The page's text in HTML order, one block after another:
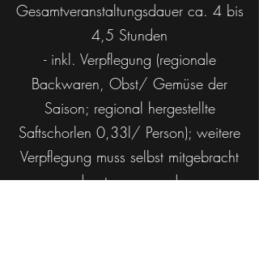
Gesamtveranstaltungsdauer ca. 4 bis
4,5 Stunden
- inkl. Verpflegung (regionale
Backwaren, Obst/ Gemüse der
Saison; regional hergestellte
Saftschorlen 0,33l/ Person); weitere
Verpflegung muss selbst mitgebracht
und getragen werden.